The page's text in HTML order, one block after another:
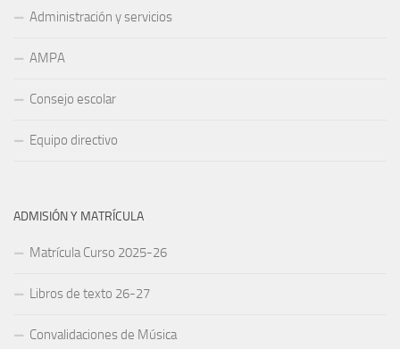
Administración y servicios
AMPA
Consejo escolar
Equipo directivo
ADMISIÓN Y MATRÍCULA
Matrícula Curso 2025-26
Libros de texto 26-27
Convalidaciones de Música